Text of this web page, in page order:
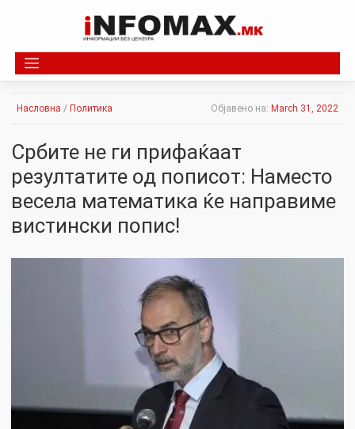
Насловна / Политика Објавено на: March 31, 2022
Србите не ги прифаќаат
резултатите од пописот: Наместо
весела математика ќе направиме
вистински попис!